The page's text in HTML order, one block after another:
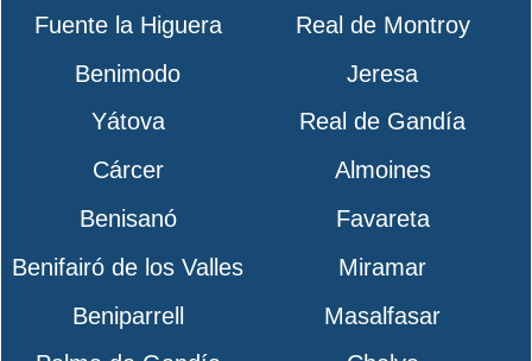
Fuente la Higuera
Real de Montroy
Benimodo
Jeresa
Yátova
Real de Gandía
Cárcer
Almoines
Benisanó
Favareta
Benifairó de los Valles
Miramar
Beniparrell
Masalfasar